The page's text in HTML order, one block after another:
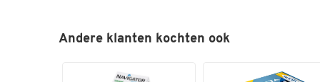
Andere klanten kochten ook